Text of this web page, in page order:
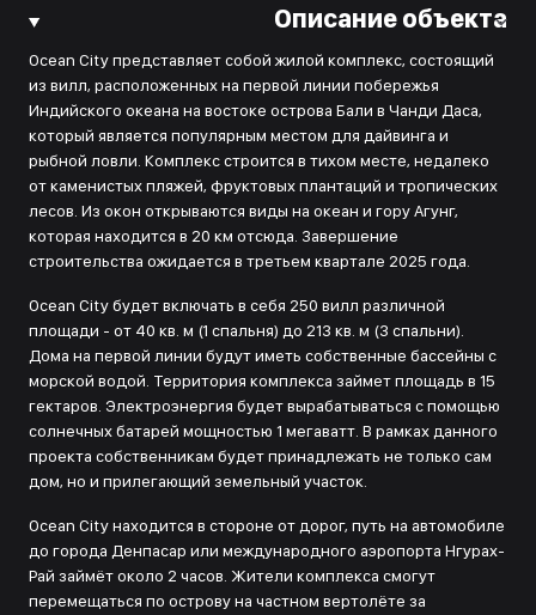
Описание объекта
Ocean City представляет собой жилой комплекс, состоящий
из вилл, расположенных на первой линии побережья
Индийского океана на востоке острова Бали в Чанди Даса,
который является популярным местом для дайвинга и
рыбной ловли. Комплекс строится в тихом месте, недалеко
от каменистых пляжей, фруктовых плантаций и тропических
лесов. Из окон открываются виды на океан и гору Агунг,
которая находится в 20 км отсюда. Завершение
строительства ожидается в третьем квартале 2025 года.
Ocean City будет включать в себя 250 вилл различной
площади - от 40 кв. м (1 спальня) до 213 кв. м (3 спальни).
Дома на первой линии будут иметь собственные бассейны с
морской водой. Территория комплекса займет площадь в 15
гектаров. Электроэнергия будет вырабатываться с помощью
солнечных батарей мощностью 1 мегаватт. В рамках данного
проекта собственникам будет принадлежать не только сам
дом, но и прилегающий земельный участок.
Ocean City находится в стороне от дорог, путь на автомобиле
до города Денпасар или международного аэропорта Нгурах-
Рай займёт около 2 часов. Жители комплекса смогут
перемещаться по острову на частном вертолёте за